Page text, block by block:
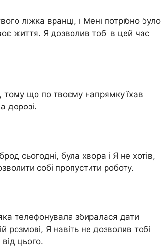
ліжка вранці, і Мені потрібно було
життя. Я дозволив тобі в цей час
тому що по твоєму напрямку їхав
дорозі.
сьогодні, була хвора і Я не хотів,
собі пропустити роботу.
телефонувала збиралася дати
розмові, Я навіть не дозволив тобі
цього.